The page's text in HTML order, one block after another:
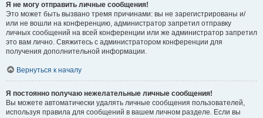
Я не могу отправить личные сообщения!
Это может быть вызвано тремя причинами: вы не зарегистрированы и/
или не вошли на конференцию, администратор запретил отправку
личных сообщений на всей конференции или же администратор запретил
это вам лично. Свяжитесь с администратором конференции для
получения дополнительной информации.
Вернуться к началу
Я постоянно получаю нежелательные личные сообщения!
Вы можете автоматически удалять личные сообщения пользователей,
используя правила для сообщений в вашем личном разделе. Если вы